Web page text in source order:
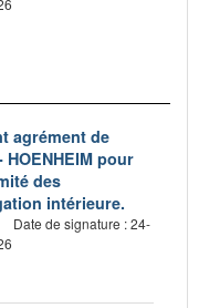
agrément de
HOENHEIM pour
des
intérieure.
Date de signature : 24-